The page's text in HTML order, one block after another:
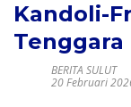
Kandoli-
BERITA SULUT
20 Februari